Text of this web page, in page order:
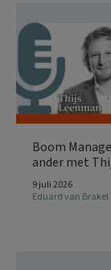
Boom
ander met
9 juli 2026
Eduard van Brakel